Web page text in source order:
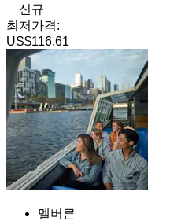
신규
최저가격:
US$116.61
멜버른